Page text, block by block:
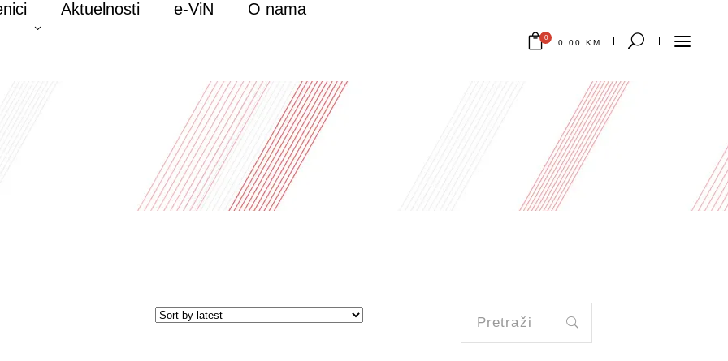
Aktuelnosti e-ViN O nama
0
0.00 KM